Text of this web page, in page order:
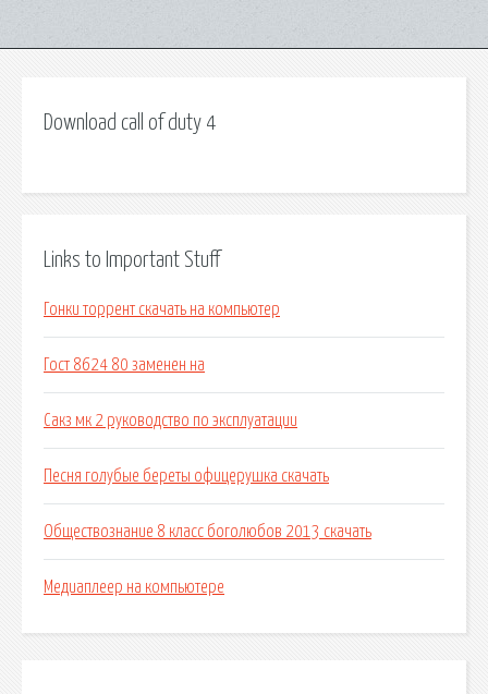
Download call of duty 4
Links to Important Stuff
Гонки торрент скачать на компьютер
Гост 8624 80 заменен на
Сакз мк 2 руководство по эксплуатации
Песня голубые береты офицерушка скачать
Обществознание 8 класс боголюбов 2013 скачать
Медиаплеер на компьютере